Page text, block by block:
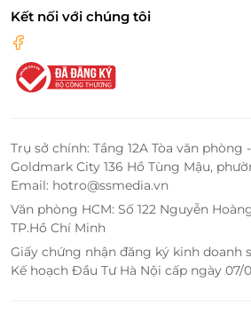
thở đều hơn, cơ bắp chắc khỏe
viên, nhân viên văn phòng, mẹ
hoặc người mong muốn cải thiện
Kết nối với chúng tôi
Trụ sở chính: Tầng 12A Tòa văn phòng
Goldmark City 136 Hồ Tùng Mậu,
Email: hotro@ssmedia.vn
Văn phòng HCM: Số 122 Nguyễn
TP.Hồ Chí Minh
Giấy chứng nhận đăng ký kinh doanh
Kế hoạch Đầu Tư Hà Nội cấp ngày 07/